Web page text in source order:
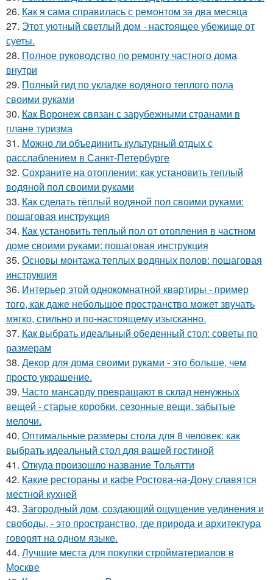
26. Как я сама справилась с ремонтом за два месяца
27. Этот уютный светлый дом - настоящее убежище от
суеты.
28. Полное руководство по ремонту частного дома
внутри
29. Полный гид по укладке водяного теплого пола
своими руками
30. Как Воронеж связан с зарубежными странами в
плане туризма
31. Можно ли объединить культурный отдых с
расслаблением в Санкт-Петербурге
32. Сохраните на отоплении: как установить теплый
водяной пол своими руками
33. Как сделать тёплый водяной пол своими руками:
пошаговая инструкция
34. Как установить теплый пол от отопления в частном
доме своими руками: пошаговая инструкция
35. Основы монтажа теплых водяных полов: пошаговая
инструкция
36. Интерьер этой однокомнатной квартиры - пример
того, как даже небольшое пространство может звучать
мягко, стильно и по-настоящему изысканно.
37. Как выбрать идеальный обеденный стол: советы по
размерам
38. Декор для дома своими руками - это больше, чем
просто украшение.
39. Часто мансарду превращают в склад ненужных
вещей - старые коробки, сезонные вещи, забытые
мелочи.
40. Оптимальные размеры стола для 8 человек: как
выбрать идеальный стол для вашей гостиной
41. Откуда произошло название Тольятти
42. Какие рестораны и кафе Ростова-на-Дону славятся
местной кухней
43. Загородный дом, создающий ощущение уединения и
свободы, - это пространство, где природа и архитектура
говорят на одном языке.
44. Лучшие места для покупки стройматериалов в
Москве